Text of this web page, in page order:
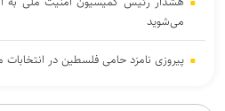
می‌شوید
پیروزی نامزد حامی فلسطین در انتخابات